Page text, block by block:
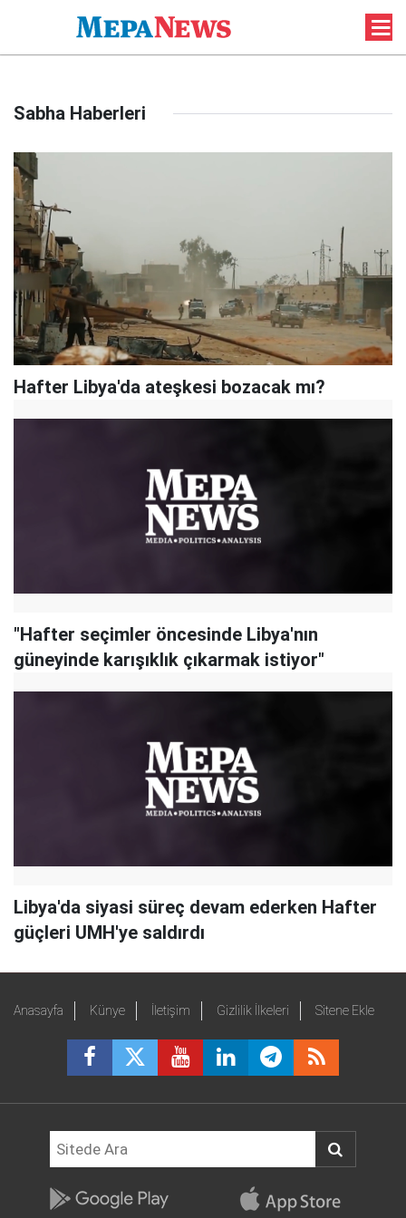
Sabha Haberleri
Hafter Libya'da ateşkesi bozacak mı?
"Hafter seçimler öncesinde Libya'nın
güneyinde karışıklık çıkarmak istiyor"
Libya'da siyasi süreç devam ederken Hafter
güçleri UMH'ye saldırdı
Anasayfa Künye İletişim Gizlilik İlkeleri Sitene Ekle